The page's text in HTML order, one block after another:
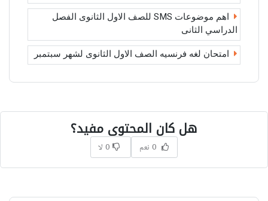
اهم موضوعات SMS للصف الاول الثانوى الفصل
الدراسي الثانى
امتحان لغه فرنسيه الصف الاول الثانوى لشهر سبتمبر
هل كان المحتوى مفيد؟
0 نعم 0 لا